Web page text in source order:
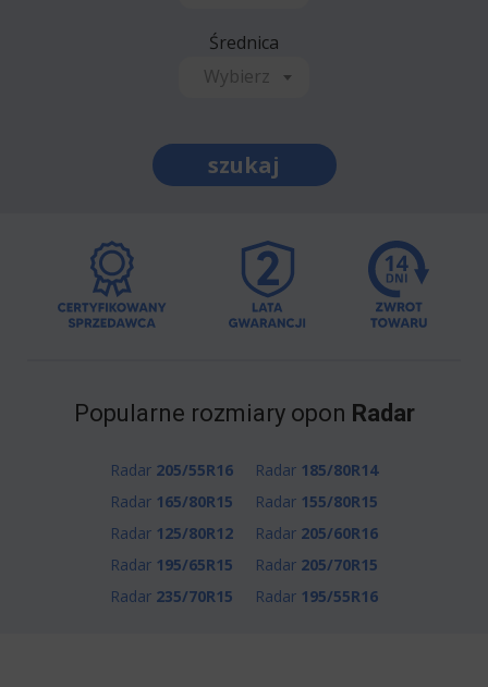
Średnica
Wybierz
szukaj
Popularne rozmiary opon Radar
Radar 205/55R16 Radar 185/80R14
Radar 165/80R15 Radar 155/80R15
Radar 125/80R12 Radar 205/60R16
Radar 195/65R15 Radar 205/70R15
Radar 235/70R15 Radar 195/55R16